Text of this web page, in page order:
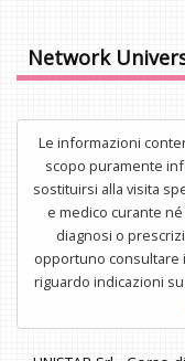
Network
Le informazioni
scopo puramente
sostituirsi alla visita
e medico curante
diagnosi o
opportuno consultare
riguardo indicazioni